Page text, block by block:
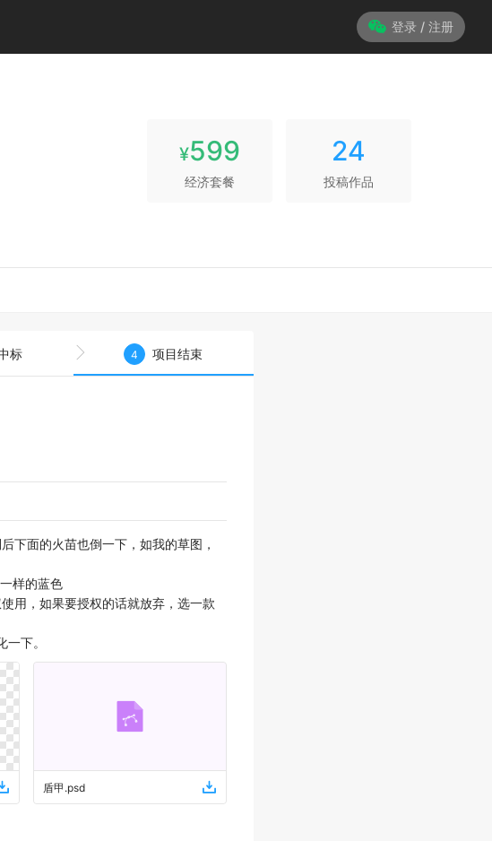
登录 / 注册
¥599
经济套餐
24
投稿作品
标 4 项目结束
下面的火苗也倒一下，如我的草图，
样的蓝色
用，如果要授权的话就放弃，选一款
下。
盾甲 .psd